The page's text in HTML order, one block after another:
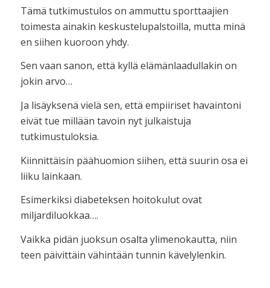
Tämä tutkimustulos on ammuttu sporttaajien
toimesta ainakin keskustelupalstoilla, mutta minä
en siihen kuoroon yhdy.
Sen vaan sanon, että kyllä elämänlaadullakin on
jokin arvo…
Ja lisäyksenä vielä sen, että empiiriset havaintoni
eivät tue millään tavoin nyt julkaistuja
tutkimustuloksia.
Kiinnittäisin päähuomion siihen, että suurin osa ei
liiku lainkaan.
Esimerkiksi diabeteksen hoitokulut ovat
miljardiluokkaa….
Vaikka pidän juoksun osalta ylimenokautta, niin
teen päivittäin vähintään tunnin kävelylenkin.